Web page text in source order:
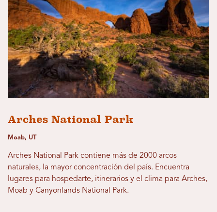
Arches National Park
Moab, UT
Arches National Park contiene más de 2000 arcos
naturales, la mayor concentración del país. Encuentra
lugares para hospedarte, itinerarios y el clima para Arches,
Moab y Canyonlands National Park.